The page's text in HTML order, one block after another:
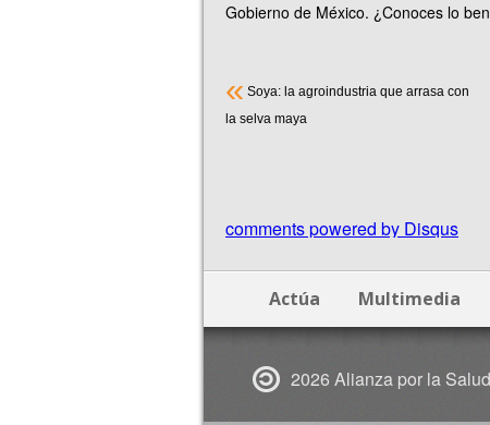
Gobierno de México. ¿Conoces lo
« Soya: la agroindustria que arrasa con
la selva maya
comments powered by Disqus
Actúa Multimedia
2026 Alianza por la